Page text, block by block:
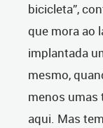
bicicleta”,
que mora ao
implantada
mesmo,
menos umas
aqui. Mas